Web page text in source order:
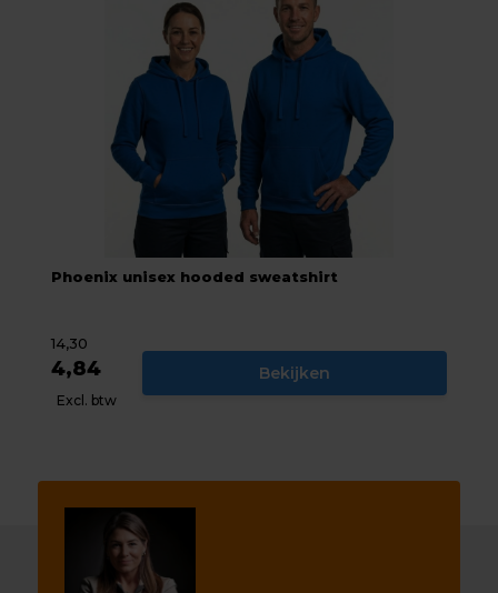
Phoenix unisex hooded sweatshirt
14,30
4,84
Excl. btw
Bekijken